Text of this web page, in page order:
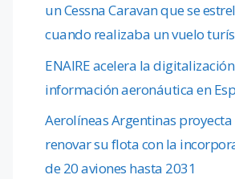
un Cessna Caravan que se
cuando realizaba un vuelo
ENAIRE acelera la
información aeronáutica en
Aerolíneas Argentinas proyecta
renovar su flota con la
de 20 aviones hasta 2031